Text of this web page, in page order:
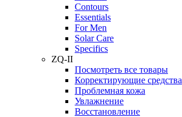
Contours
Essentials
For Men
Solar Care
Specifics
ZQ-II
Посмотреть все товары
Корректирующие средства
Проблемная кожа
Увлажнение
Восстановление